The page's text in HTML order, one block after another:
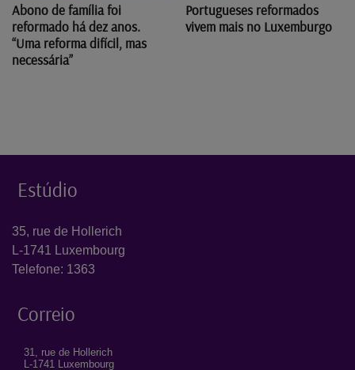
Abono de família foi
reformado há dez anos.
“Uma reforma difícil, mas
necessária”
Portugueses reformados
vivem mais no Luxemburgo
Estúdio
35, rue de Hollerich
L-1741 Luxembourg
Telefone: 1363
Correio
31, rue de Hollerich
L-1741 Luxembourg